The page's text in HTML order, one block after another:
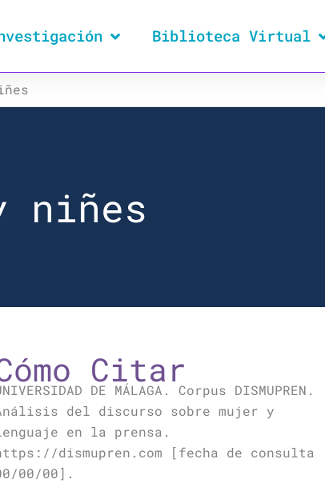
Biblioteca Virtual
niñes
Citar
DE MÁLAGA. Corpus DISMUPREN.
del discurso sobre mujer y
en la prensa.
dismupren.com [fecha de consulta
00/00].